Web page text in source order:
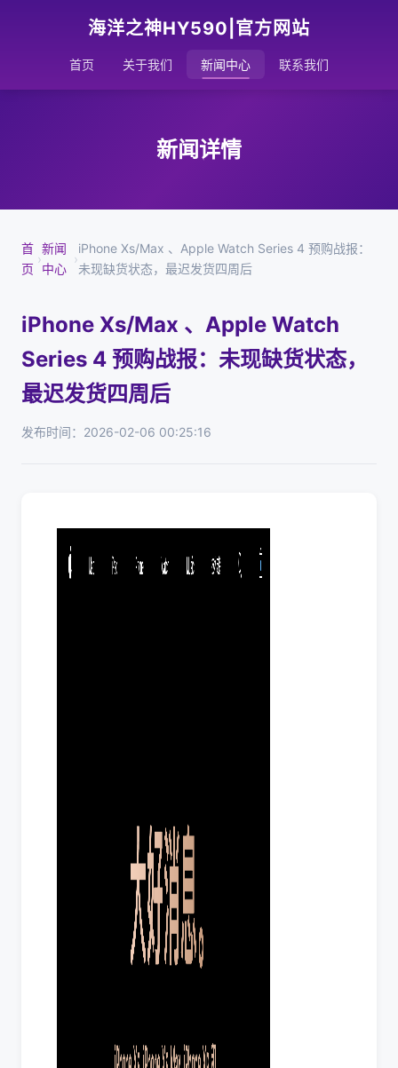
海洋之神HY590|官方网站
首页 关于我们 新闻中心 联系我们
新闻详情
首
页
›
新闻
中心
›
iPhone Xs/Max 、Apple Watch Series 4 预购战报：
未现缺货状态，最迟发货四周后
iPhone Xs/Max 、Apple Watch
Series 4 预购战报：未现缺货状态，
最迟发货四周后
发布时间：2026-02-06 00:25:16